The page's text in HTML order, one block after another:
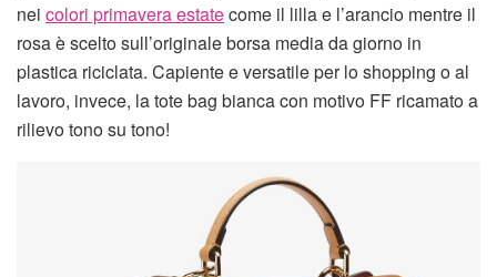
nei colori primavera estatecome il lilla e l’arancio mentre il
rosa è scelto sull’originale borsa media da giorno in
plastica riciclata. Capiente e versatile per lo shopping o al
lavoro, invece, la tote bag bianca con motivo FF ricamato a
rilievo tono su tono!